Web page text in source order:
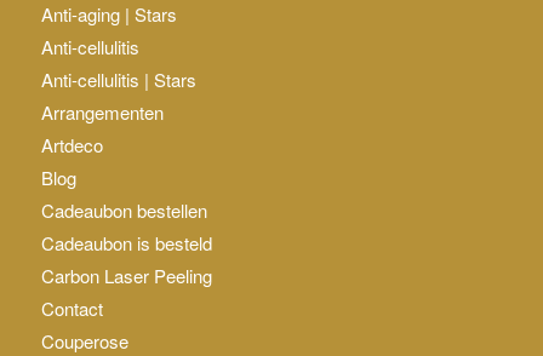
Anti-aging | Stars
Anti-cellulitis
Anti-cellulitis | Stars
Arrangementen
Artdeco
Blog
Cadeaubon bestellen
Cadeaubon is besteld
Carbon Laser Peeling
Contact
Couperose